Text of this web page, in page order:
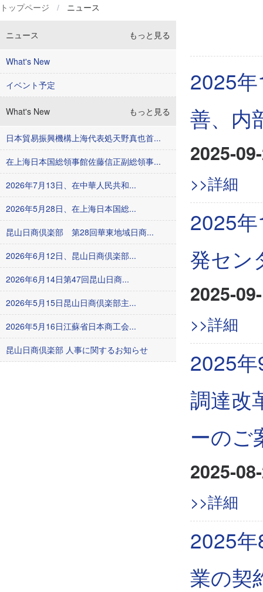
トップページ / ニュース
ニュース もっと見る
What's New
イベント予定
What's New もっと見る
日本貿易振興機構上海代表処天野真也首...
在上海日本国総領事館佐藤信正副総領事...
2026年7月13日、在中華人民共和...
2026年5月28日、在上海日本国総...
昆山日商倶楽部 第28回華東地域日商...
2026年6月12日、昆山日商倶楽部...
2026年6月14日第47回昆山日商...
2026年5月15日昆山日商倶楽部主...
2026年5月16日江蘇省日本商工会...
昆山日商倶楽部 人事に関するお知らせ
2025
善、内
2025-
>>詳細
2025
発セン
2025-
>>詳細
2025
調達改
ーのご
2025-
>>詳細
2025
業の契